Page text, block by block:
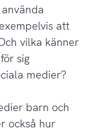
att
vilka känner
sig
medier?
barn och
också hur